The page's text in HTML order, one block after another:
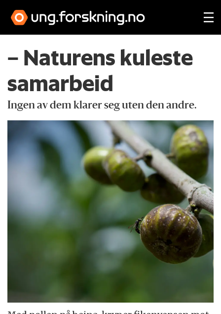
– Naturens kuleste
samarbeid
Ingen av dem klarer seg uten den andre.